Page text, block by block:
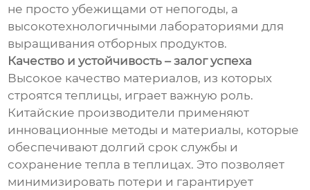
не просто убежищами от непогоды, а
высокотехнологичными лабораториями для
выращивания отборных продуктов.
Качество и устойчивость – залог успеха
Высокое качество материалов, из которых
строятся теплицы, играет важную роль.
Китайские производители применяют
инновационные методы и материалы, которые
обеспечивают долгий срок службы и
сохранение тепла в теплицах. Это позволяет
минимизировать потери и гарантирует